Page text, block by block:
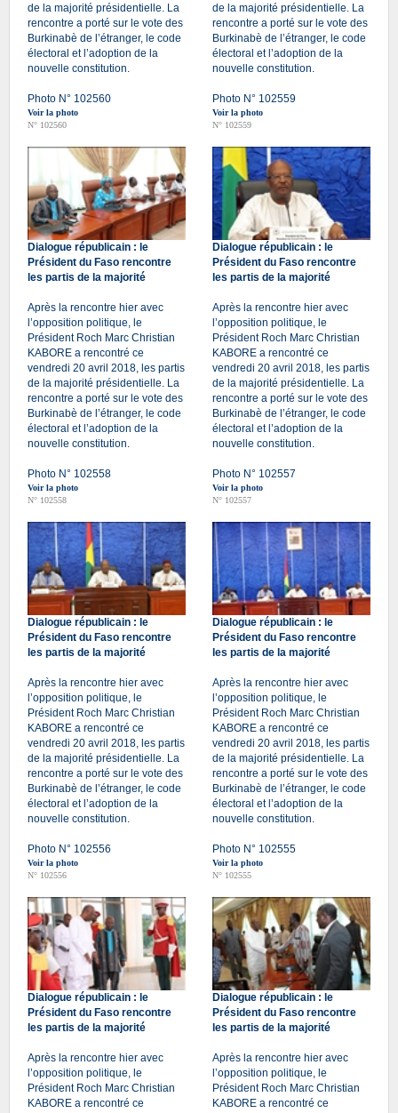
de la majorité présidentielle. La
rencontre a porté sur le vote des
Burkinabè de l’étranger, le code
électoral et l’adoption de la
nouvelle constitution.
Photo N° 102560
Voir la photo
N° 102560
de la majorité présidentielle. La
rencontre a porté sur le vote des
Burkinabè de l’étranger, le code
électoral et l’adoption de la
nouvelle constitution.
Photo N° 102559
Voir la photo
N° 102559
Dialogue républicain : le
Président du Faso rencontre
les partis de la majorité
Après la rencontre hier avec
l’opposition politique, le
Président Roch Marc Christian
KABORE a rencontré ce
vendredi 20 avril 2018, les partis
de la majorité présidentielle. La
rencontre a porté sur le vote des
Burkinabè de l’étranger, le code
électoral et l’adoption de la
nouvelle constitution.
Photo N° 102558
Voir la photo
N° 102558
Dialogue républicain : le
Président du Faso rencontre
les partis de la majorité
Après la rencontre hier avec
l’opposition politique, le
Président Roch Marc Christian
KABORE a rencontré ce
vendredi 20 avril 2018, les partis
de la majorité présidentielle. La
rencontre a porté sur le vote des
Burkinabè de l’étranger, le code
électoral et l’adoption de la
nouvelle constitution.
Photo N° 102557
Voir la photo
N° 102557
Dialogue républicain : le
Président du Faso rencontre
les partis de la majorité
Après la rencontre hier avec
l’opposition politique, le
Président Roch Marc Christian
KABORE a rencontré ce
vendredi 20 avril 2018, les partis
de la majorité présidentielle. La
rencontre a porté sur le vote des
Burkinabè de l’étranger, le code
électoral et l’adoption de la
nouvelle constitution.
Photo N° 102556
Voir la photo
N° 102556
Dialogue républicain : le
Président du Faso rencontre
les partis de la majorité
Après la rencontre hier avec
l’opposition politique, le
Président Roch Marc Christian
KABORE a rencontré ce
vendredi 20 avril 2018, les partis
de la majorité présidentielle. La
rencontre a porté sur le vote des
Burkinabè de l’étranger, le code
électoral et l’adoption de la
nouvelle constitution.
Photo N° 102555
Voir la photo
N° 102555
Dialogue républicain : le
Président du Faso rencontre
les partis de la majorité
Après la rencontre hier avec
l’opposition politique, le
Président Roch Marc Christian
KABORE a rencontré ce
Dialogue républicain : le
Président du Faso rencontre
les partis de la majorité
Après la rencontre hier avec
l’opposition politique, le
Président Roch Marc Christian
KABORE a rencontré ce